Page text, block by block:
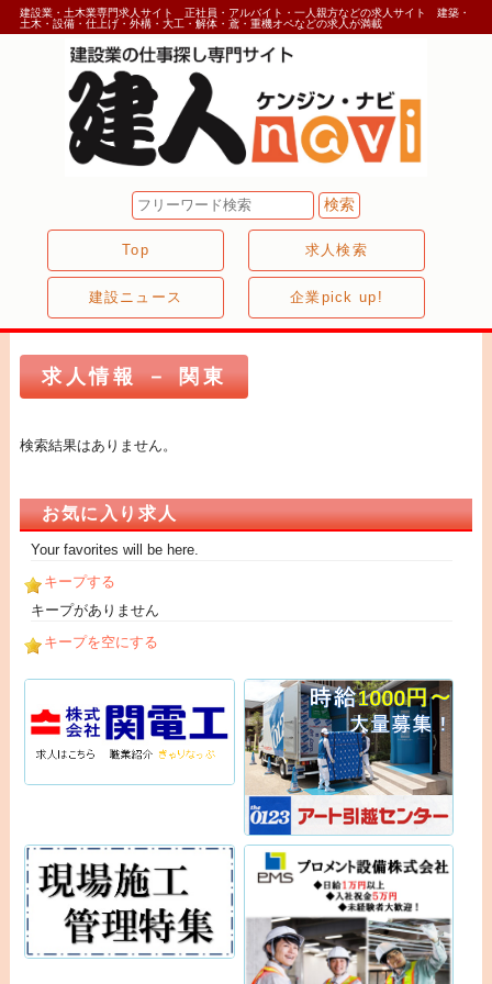
建設業・土木業専門求人サイト 正社員・アルバイト・一人親方などの求人サイト 建築・
土木・設備・仕上げ・外構・大工・解体・鳶・重機オペなどの求人が満載
Top 求人検索
建設ニュース 企業pick up!
求人情報 － 関東
検索結果はありません。
お気に入り求人
Your favorites will be here.
キープする
キープがありません
キープを空にする